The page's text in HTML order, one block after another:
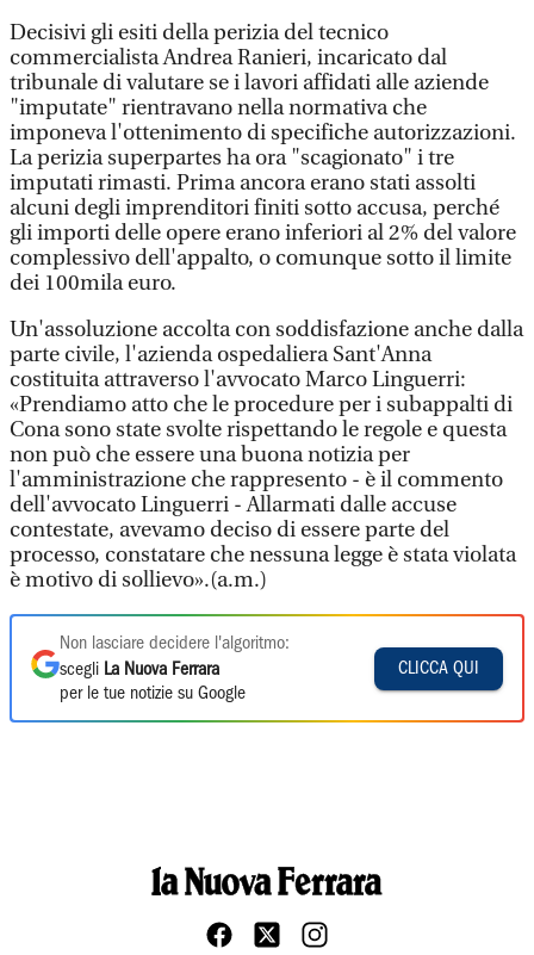
Decisivi gli esiti della perizia del tecnico
commercialista Andrea Ranieri, incaricato dal
tribunale di valutare se i lavori affidati alle aziende
"imputate" rientravano nella normativa che
imponeva l'ottenimento di specifiche autorizzazioni.
La perizia superpartes ha ora "scagionato" i tre
imputati rimasti. Prima ancora erano stati assolti
alcuni degli imprenditori finiti sotto accusa, perché
gli importi delle opere erano inferiori al 2% del valore
complessivo dell'appalto, o comunque sotto il limite
dei 100mila euro.
Un'assoluzione accolta con soddisfazione anche dalla
parte civile, l'azienda ospedaliera Sant'Anna
costituita attraverso l'avvocato Marco Linguerri:
«Prendiamo atto che le procedure per i subappalti di
Cona sono state svolte rispettando le regole e questa
non può che essere una buona notizia per
l'amministrazione che rappresento - è il commento
dell'avvocato Linguerri - Allarmati dalle accuse
contestate, avevamo deciso di essere parte del
processo, constatare che nessuna legge è stata violata
è motivo di sollievo».(a.m.)
Non lasciare decidere l'algoritmo:
scegli La Nuova Ferrara
per le tue notizie su Google
CLICCA QUI